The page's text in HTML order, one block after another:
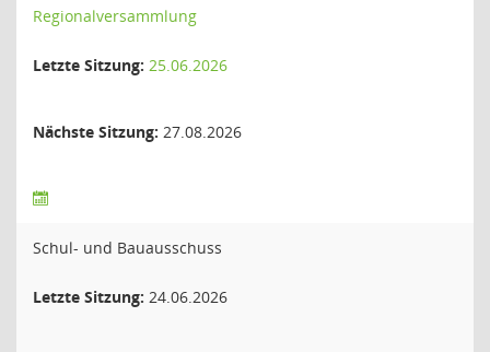
Regionalversammlung
Letzte Sitzung: 25.06.2026
Nächste Sitzung: 27.08.2026
Schul- und Bauausschuss
Letzte Sitzung: 24.06.2026